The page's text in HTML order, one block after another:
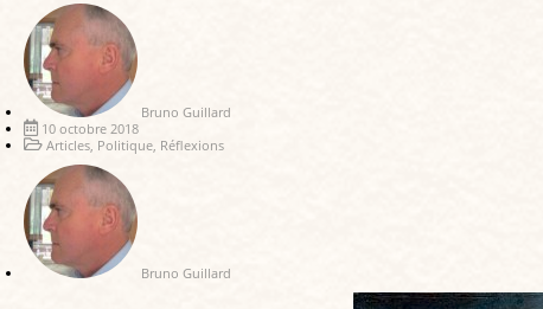
Bruno Guillard
10 octobre 2018
Articles, Politique, Réflexions
Bruno Guillard